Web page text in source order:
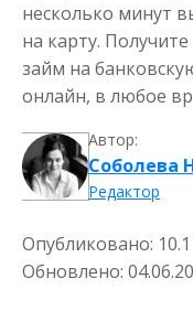
несколько минут
на карту.
займ на
онлайн, в любое
Автор:
Соболева
Редактор
Опубликовано:
Обновлено: